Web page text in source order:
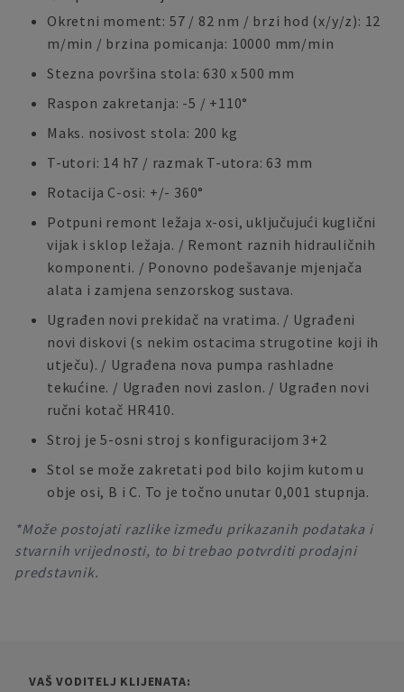
Okretni moment: 57 / 82 nm / brzi hod (x/y/z): 12
m/min / brzina pomicanja: 10000 mm/min
Stezna površina stola: 630 x 500 mm
Raspon zakretanja: -5 / +110°
Maks. nosivost stola: 200 kg
T-utori: 14 h7 / razmak T-utora: 63 mm
Rotacija C-osi: +/- 360°
Potpuni remont ležaja x-osi, uključujući kuglični
vijak i sklop ležaja. / Remont raznih hidrauličnih
komponenti. / Ponovno podešavanje mjenjača
alata i zamjena senzorskog sustava.
Ugrađen novi prekidač na vratima. / Ugrađeni
novi diskovi (s nekim ostacima strugotine koji ih
utječu). / Ugrađena nova pumpa rashladne
tekućine. / Ugrađen novi zaslon. / Ugrađen novi
ručni kotač HR410.
Stroj je 5-osni stroj s konfiguracijom 3+2
Stol se može zakretati pod bilo kojim kutom u
obje osi, B i C. To je točno unutar 0,001 stupnja.
*Može postojati razlike između prikazanih podataka i
stvarnih vrijednosti, to bi trebao potvrditi prodajni
predstavnik.
VAŠ VODITELJ KLIJENATA: